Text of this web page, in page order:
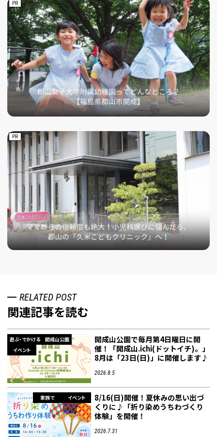
PR
PR
RELATED POST
関連記事を読む
遊ぶ・でかける
開成山公園
イベント
開成山公園で毎月第4日曜日に開
催！「開成山.ichi(ドットイチ)。」
8月は「23日(日)」に開催します♪
2026.8.5
家族で イベント
8/16(日)開催！夏休みの思い出づ
くりに♪「折り染めうちわづくり
体験」を開催！
2026.7.31